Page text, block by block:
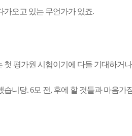
가오고 있는 무언가가 있죠.
첫 평가원 시험이기에 다들 기대하거
습니당. 6모 전, 후에 할 것들과 마음가